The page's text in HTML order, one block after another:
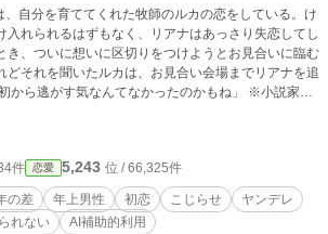
、自分を育ててくれた牧師のルカの恋をしている。け
入れられるはずもなく、リアナはあっさり失恋してし
き、ついに想いに区切りをつけようとお見合いに臨む
どそれを聞いたルカは、お見合い会場までリアナを追
件 恋愛 5,243 位 / 66,325件
の差 年上男性 初恋 こじらせ
ヤンデレ
れない AI補助的利用